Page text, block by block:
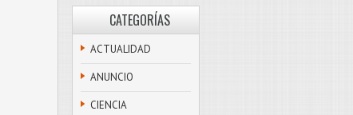
CATEGORÍAS
ACTUALIDAD
ANUNCIO
CIENCIA